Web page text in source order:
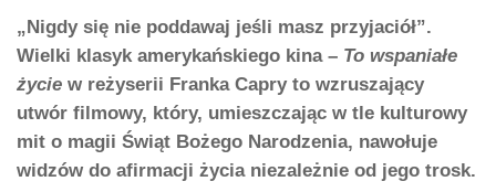
„Nigdy się nie poddawaj jeśli masz przyjaciół”.
Wielki klasyk amerykańskiego kina – To wspaniałe
życie w reżyserii Franka Capry to wzruszający
utwór filmowy, który, umieszczając w tle kulturowy
mit o magii Świąt Bożego Narodzenia, nawołuje
widzów do afirmacji życia niezależnie od jego trosk.